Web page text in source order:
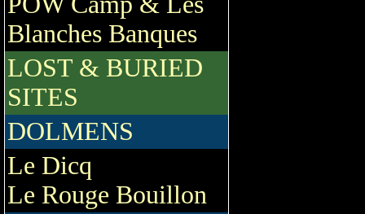
Blanches Banques
LOST & BURIED
SITES
DOLMENS
Le Dicq
Le Rouge Bouillon